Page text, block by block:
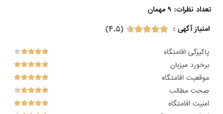
تعداد نظرات: ۹ مهمان
امتیاز آگهی :
(۴.۵)
پاکیزگی اقامتگاه
برخورد میزبان
موقعیت اقامتگاه
صحت مطالب
امنیت اقامتگاه